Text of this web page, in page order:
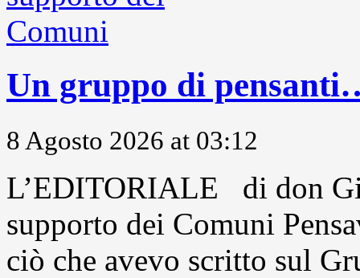
Un gruppo di
8 Agosto 2026 at 03:12
L’EDITORIALE di don
supporto dei Comuni
ciò che avevo scritto sul